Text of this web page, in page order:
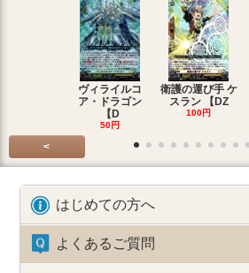
ヴィライルコ
ア・ドラゴン
【D
50円
衛護の運び手 ケ
スラン 【DZ
100円
<
はじめての方へ
よくあるご質問